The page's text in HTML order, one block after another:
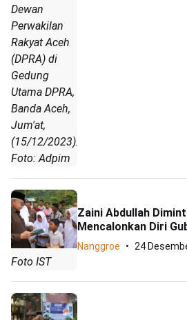
Dewan
Perwakilan
Rakyat Aceh
(DPRA) di
Gedung
Utama DPRA,
Banda Aceh,
Jum'at,
(15/12/2023).
Foto: Adpim
Foto IST
Zaini Abdullah
Mencalonkan Diri
Nanggroe 24